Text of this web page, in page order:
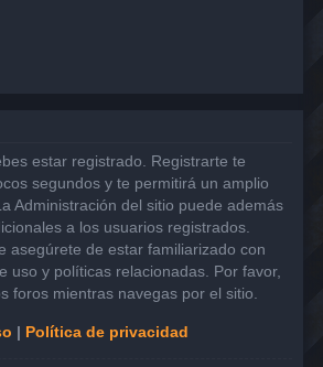
estar registrado. Registrarte te
segundos y te permitirá un amplio
Administración del sitio puede además
a los usuarios registrados.
asegúrete de estar familiarizado con
uso y políticas relacionadas. Por favor,
foros mientras navegas por el sitio.
| Política de privacidad